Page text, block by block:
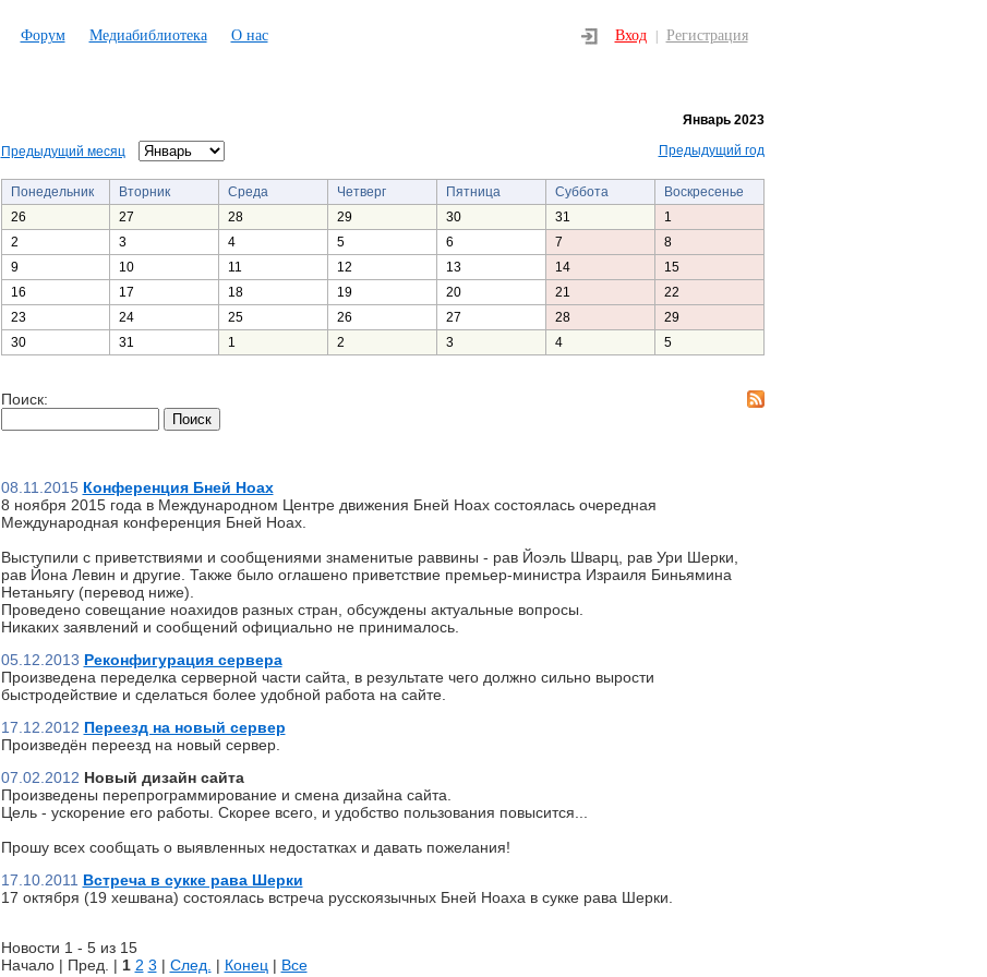
Форум Медиабиблиотека О нас Вход Регистрация
Январь 2023
Предыдущий месяц Предыдущий год
Понедельник Вторник Среда Четверг Пятница Суббота
Воскресенье
26
27 28 29 30 31
1
2
3 4 5 6 7
8
9
10 11 12 13 14
15
16
17 18 19 20 21
22
23
24 25 26 27 28
29
30
31 1 2 3 4 5
Поиск:
08.11.2015 Конференция Бней Ноах
8 ноября 2015 года в Международном Центре движения Бней Ноах состоялась очередная
Международная конференция Бней Ноах.
Выступили с приветствиями и сообщениями знаменитые раввины - рав Йоэль Шварц, рав Ури Шерки,
рав Йона Левин и другие. Также было оглашено приветствие премьер-министра Израиля Биньямина
Нетаньягу (перевод ниже).
Проведено совещание ноахидов разных стран, обсуждены актуальные вопросы.
Никаких заявлений и сообщений официально не принималось.
05.12.2013 Реконфигурация сервера
Произведена переделка серверной части сайта, в результате чего должно сильно вырости
быстродействие и сделаться более удобной работа на сайте.
17.12.2012 Переезд на новый сервер
Произведён переезд на новый сервер.
07.02.2012 Новый дизайн сайта
Произведены перепрограммирование и смена дизайна сайта.
Цель - ускорение его работы. Скорее всего, и удобство пользования повысится...
Прошу всех сообщать о выявленных недостатках и давать пожелания!
17.10.2011 Встреча в сукке рава Шерки
17 октября (19 хешвана) состоялась встреча русскоязычных Бней Ноаха в сукке рава Шерки.
Новости 1 - 5 из 15
Начало | Пред. | 1 2 3 | След. | Конец | Все